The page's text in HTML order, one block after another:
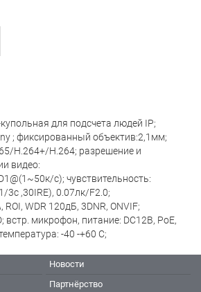
для подсчета людей IP;
; фиксированный объектив:2,1мм;
H.264+/H.264; разрешение и
видео:
с); чувствительность:
3с ,30IRE), 0.07лк/F2.0;
WDR 120дБ, 3DNR, ONVIF;
встр. микрофон, питание: DC12В, PoE,
-40 -+60 С;
Новости
Партнёрство